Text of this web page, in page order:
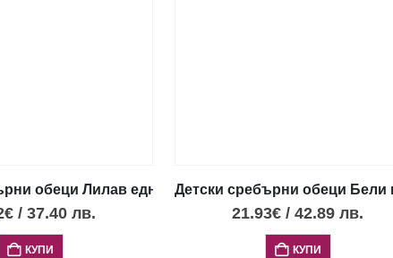
обеци Лилав еднорог, тип винт
€ / 37.40 лв.
КУПИ
Детски сребърни обеци Бели
21.93€ / 42.89 лв.
КУПИ